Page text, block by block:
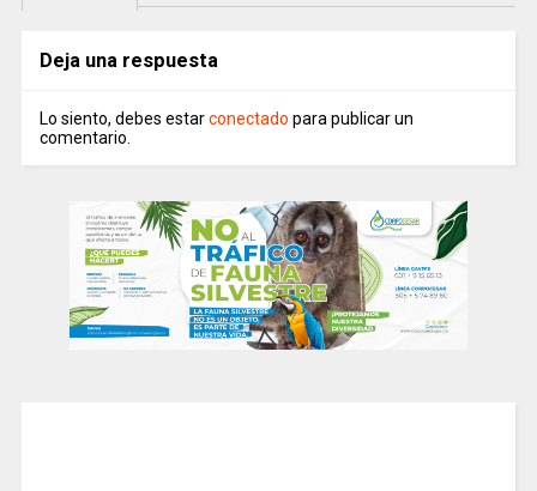
Deja una respuesta
Lo siento, debes estarconectado para publicar un
comentario.